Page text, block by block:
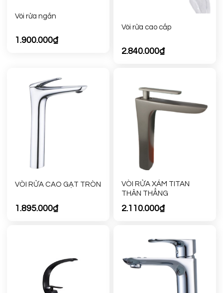
Vòi rửa ngắn
1.900.000₫
Vòi rửa cao cấp
2.840.000₫
VÒI RỬA CAO GẠT TRÒN
1.895.000₫
VÒI RỬA XÁM TITAN
THÂN THẲNG
2.110.000₫